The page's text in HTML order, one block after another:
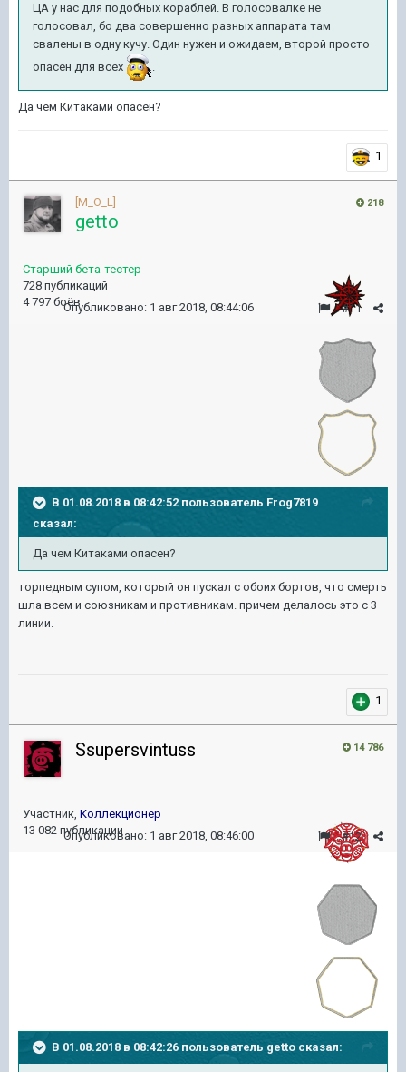
ЦА у нас для подобных кораблей. В голосовалке не
голосовал, бо два совершенно разных аппарата там
свалены в одну кучу. Один нужен и ожидаем, второй просто
опасен для всех
.
Да чем Китаками опасен?
1
218
[M_O_L]
getto
Старший бета-тестер
728 публикаций
4 797 боёв
#11
Опубликовано: 1 авг 2018, 08:44:06
В 01.08.2018 в 08:42:52 пользователь Frog7819
сказал:
Да чем Китаками опасен?
торпедным супом, который он пускал с обоих бортов, что смерть
шла всем и союзникам и противникам. причем делалось это с 3
линии.
1
14 786
Ssupersvintuss
Участник, Коллекционер
13 082 публикации
#12
Опубликовано: 1 авг 2018, 08:46:00
В 01.08.2018 в 08:42:26 пользователь getto сказал: